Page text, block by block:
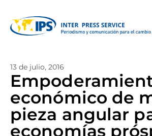
13 de julio, 2016
económico de
pieza angular
economías